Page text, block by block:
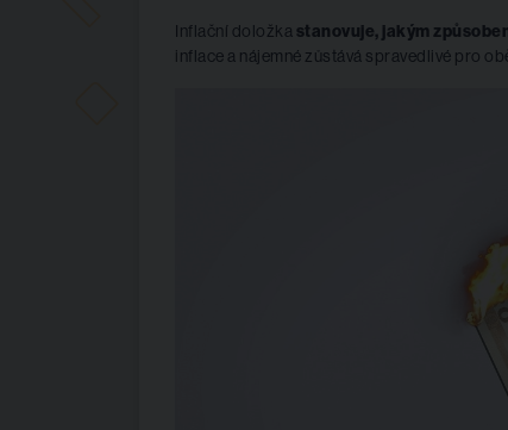
Inflační doložka stanovuje, jakým
inflace a nájemné zůstává spravedlivé pro